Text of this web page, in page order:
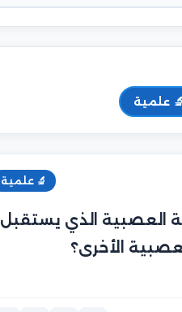
🔬 علمية
🔬 علمية
العصبية الذي يستقبل
الأخرى؟